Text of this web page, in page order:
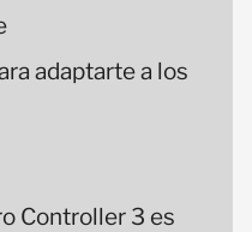
adaptarte a los
Controller 3 es